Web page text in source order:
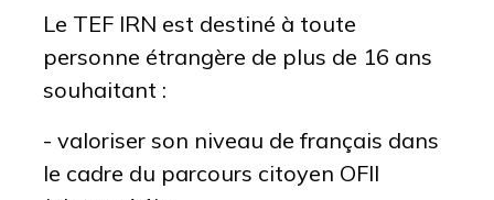
Le TEF IRN est destiné à toute
personne étrangère de plus de 16 ans
souhaitant :
- valoriser son niveau de français dans
le cadre du parcours citoyen OFII